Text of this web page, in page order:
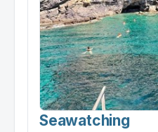
Seawatching